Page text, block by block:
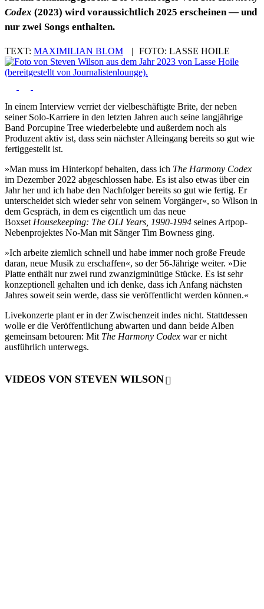
Codex (2023) wird voraussichtlich 2025 erscheinen — und
nur zwei Songs enthalten.
TEXT: MAXIMILIAN BLOM | FOTO: LASSE HOILE
In einem Interview verriet der vielbeschäftigte Brite, der neben
seiner Solo-Karriere in den letzten Jahren auch seine langjährige
Band Porcupine Tree wiederbelebte und außerdem noch als
Produzent aktiv ist, dass sein nächster Alleingang bereits so gut wie
fertiggestellt ist.
»Man muss im Hinterkopf behalten, dass ich The Harmony Codex
im Dezember 2022 abgeschlossen habe. Es ist also etwas über ein
Jahr her und ich habe den Nachfolger bereits so gut wie fertig. Er
unterscheidet sich wieder sehr von seinem Vorgänger«, so Wilson in
dem Gespräch, in dem es eigentlich um das neue
Boxset Housekeeping: The OLI Years, 1990-1994 seines Artpop-
Nebenprojektes No-Man mit Sänger Tim Bowness ging.
»Ich arbeite ziemlich schnell und habe immer noch große Freude
daran, neue Musik zu erschaffen«, so der 56-Jährige weiter. »Die
Platte enthält nur zwei rund zwanzigminütige Stücke. Es ist sehr
konzeptionell gehalten und ich denke, dass ich Anfang nächsten
Jahres soweit sein werde, dass sie veröffentlicht werden können.«
Livekonzerte plant er in der Zwischenzeit indes nicht. Stattdessen
wolle er die Veröffentlichung abwarten und dann beide Alben
gemeinsam betouren: Mit The Harmony Codex war er nicht
ausführlich unterwegs.
VIDEOS VON STEVEN WILSON